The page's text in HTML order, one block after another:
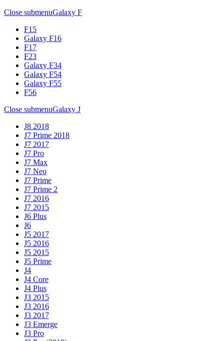
Close submenuGalaxy F
F15
Galaxy F16
F17
F23
Galaxy F34
Galaxy F54
Galaxy F55
F56
Close submenuGalaxy J
J8 2018
J7 Prime 2018
J7 2017
J7 Pro
J7 Max
J7 Neo
J7 Prime
J7 Prime 2
J7 2016
J7 2015
J6 Plus
J6
J5 2017
J5 2016
J5 2015
J5 Prime
J4
J4 Core
J4 Plus
J3 2015
J3 2016
J3 2017
J3 Emerge
J3 Pro